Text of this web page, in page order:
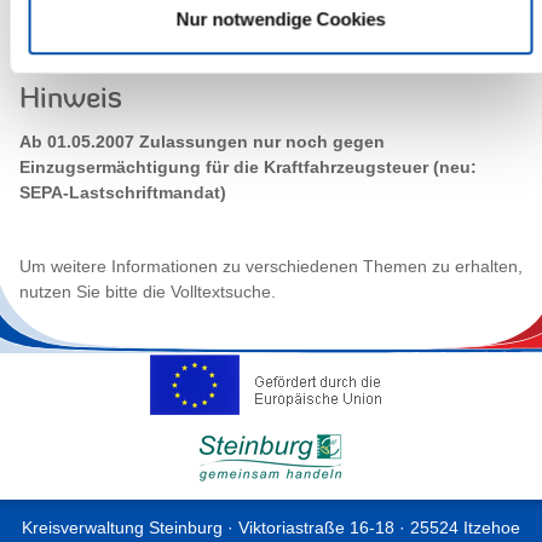
Nur notwendige Cookies
Hinweis
Ab 01.05.2007 Zulassungen nur noch gegen
Einzugsermächtigung für die Kraftfahrzeugsteuer (neu:
SEPA-Lastschriftmandat)
Um weitere Informationen zu verschiedenen Themen zu erhalten,
nutzen Sie bitte die Volltextsuche.
Kreisverwaltung Steinburg · Viktoriastraße 16-18 · 25524 Itzehoe